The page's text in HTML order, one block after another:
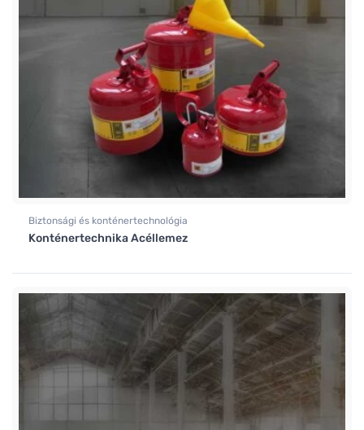
Biztonsági és konténertechnológia
Konténertechnika Acéllemez